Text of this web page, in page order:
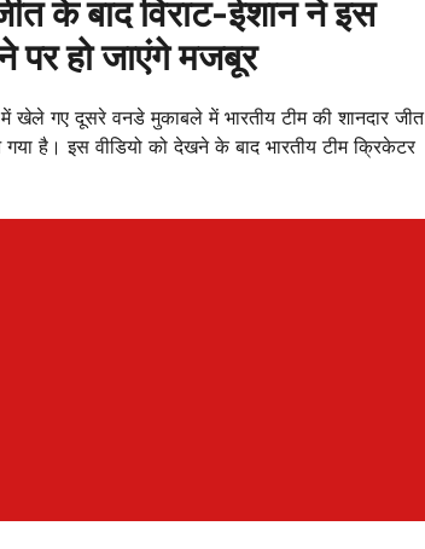
के बाद विराट-ईशान ने इस
पर हो जाएंगे मजबूर
गए दूसरे वनडे मुकाबले में भारतीय टीम की शानदार जीत
है। इस वीडियो को देखने के बाद भारतीय टीम क्रिकेटर